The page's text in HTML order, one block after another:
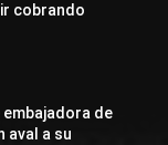
cobrando
embajadora de
aval a su